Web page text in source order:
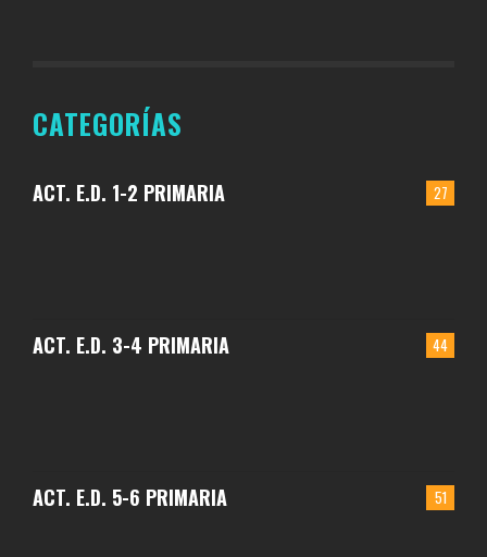
CATEGORÍAS
27
ACT. E.D. 1-2 PRIMARIA
44
ACT. E.D. 3-4 PRIMARIA
51
ACT. E.D. 5-6 PRIMARIA